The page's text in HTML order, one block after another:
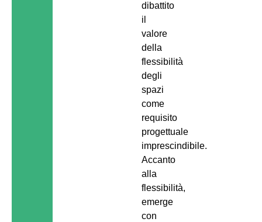
dibattito
il
valore
della
flessibilità
degli
spazi
come
requisito
progettuale
imprescindibile.
Accanto
alla
flessibilità,
emerge
con